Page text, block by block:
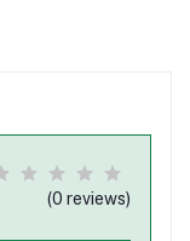
(0 reviews)